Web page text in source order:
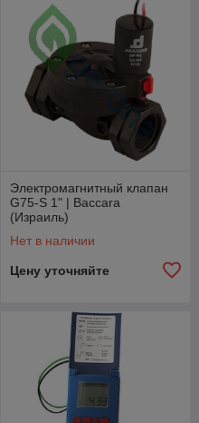
Электромагнитный клапан
G75-S 1" | Baccara
(Израиль)
Нет в наличии
Цену уточняйте